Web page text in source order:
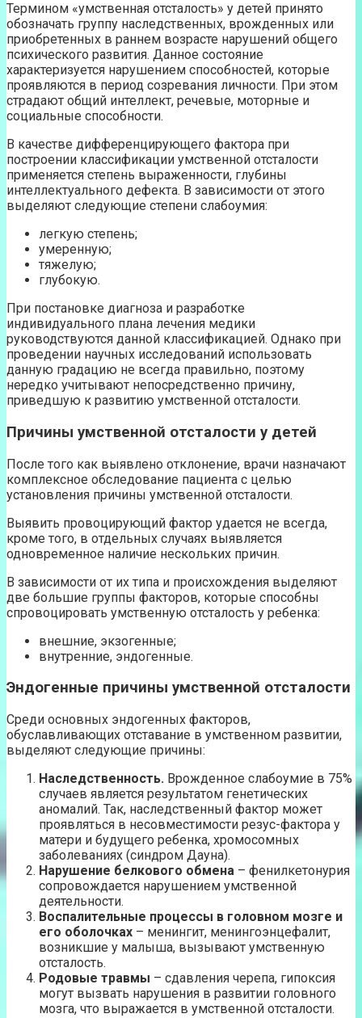
Термином «умственная отсталость» у детей принято
обозначать группу наследственных, врожденных или
приобретенных в раннем возрасте нарушений общего
психического развития. Данное состояние
характеризуется нарушением способностей, которые
проявляются в период созревания личности. При этом
страдают общий интеллект, речевые, моторные и
социальные способности.
В качестве дифференцирующего фактора при
построении классификации умственной отсталости
применяется степень выраженности, глубины
интеллектуального дефекта. В зависимости от этого
выделяют следующие степени слабоумия:
легкую степень;
умеренную;
тяжелую;
глубокую.
При постановке диагноза и разработке
индивидуального плана лечения медики
руководствуются данной классификацией. Однако при
проведении научных исследований использовать
данную градацию не всегда правильно, поэтому
нередко учитывают непосредственно причину,
приведшую к развитию умственной отсталости.
Причины умственной отсталости у детей
После того как выявлено отклонение, врачи назначают
комплексное обследование пациента с целью
установления причины умственной отсталости.
Выявить провоцирующий фактор удается не всегда,
кроме того, в отдельных случаях выявляется
одновременное наличие нескольких причин.
В зависимости от их типа и происхождения выделяют
две большие группы факторов, которые способны
спровоцировать умственную отсталость у ребенка:
внешние, экзогенные;
внутренние, эндогенные.
Эндогенные причины умственной отсталости
Среди основных эндогенных факторов,
обуславливающих отставание в умственном развитии,
выделяют следующие причины:
Наследственность. Врожденное слабоумие в 75%
случаев является результатом генетических
аномалий. Так, наследственный фактор может
проявляться в несовместимости резус-фактора у
матери и будущего ребенка, хромосомных
заболеваниях (синдром Дауна).
Нарушение белкового обмена – фенилкетонурия
сопровождается нарушением умственной
деятельности.
Воспалительные процессы в головном мозге и
его оболочках – менингит, менингоэнцефалит,
возникшие у малыша, вызывают умственную
отсталость.
Родовые травмы – сдавления черепа, гипоксия
могут вызвать нарушения в развитии головного
мозга, что выражается в умственной отсталости.